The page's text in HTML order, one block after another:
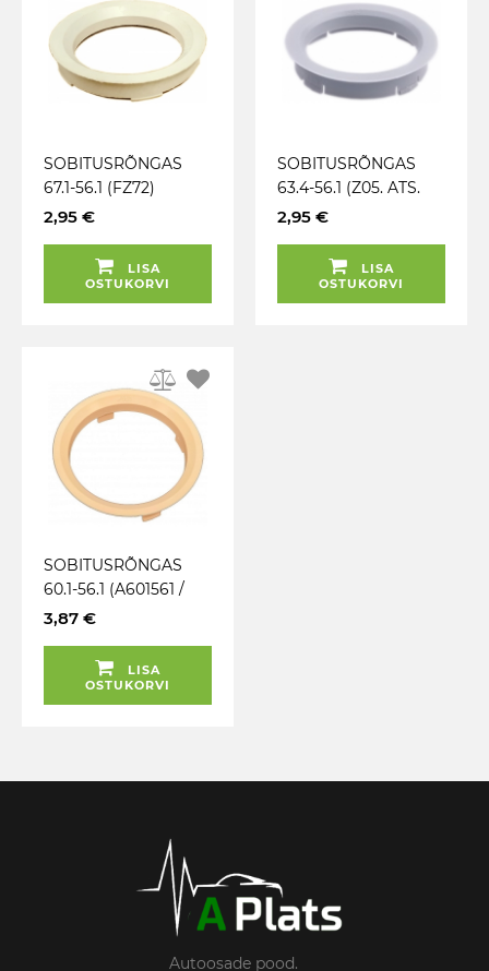
SOBITUSRÕNGAS
67.1-56.1 (FZ72)
VALGE. 1TK
2,95 €
LISA
OSTUKORVI
SOBITUSRÕNGAS
63.4-56.1 (Z05. ATS.
RIAL. ANZIO)
2,95 €
LISA
OSTUKORVI
SOBITUSRÕNGAS
60.1-56.1 (A601561 /
ALCAR Z1336) BEEZ.
3,87 €
LISA
OSTUKORVI
Autoosade pood.